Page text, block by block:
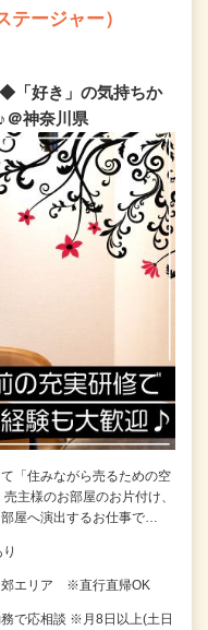
ージャー）
「好き」の気持ちか
＠神奈川県
「住みながら売るための空
主様のお部屋のお片付け、
屋へ演出するお仕事で…
郊エリア ※直行直帰OK
で応相談 ※月8日以上(土日